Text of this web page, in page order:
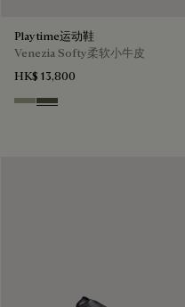
Playtime运动鞋
Venezia Softy柔软小牛皮
HK$ 13,800
Pebble Grey
Selva Oscura